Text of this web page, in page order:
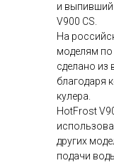
и
V900 CS.
На
моделям по
сделано из
благодаря
кулера.
HotFrost
других
подачи